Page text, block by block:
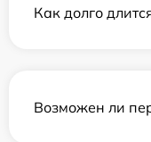
Как долго
Возможен ли